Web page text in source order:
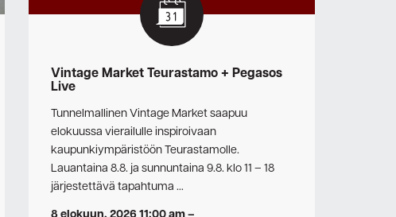
Vintage Market Teurastamo + Pegasos
Live
Tunnelmallinen Vintage Market saapuu
elokuussa vierailulle inspiroivaan
kaupunkiympäristöön Teurastamolle.
Lauantaina 8.8. ja sunnuntaina 9.8. klo 11 – 18
järjestettävä tapahtuma …